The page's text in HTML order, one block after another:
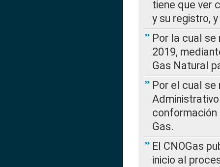
tiene que ver
y su registro,
Por la cual
2019,
Gas Natural
Por el cual
conformación
Gas.
El CNOGas
inicio al